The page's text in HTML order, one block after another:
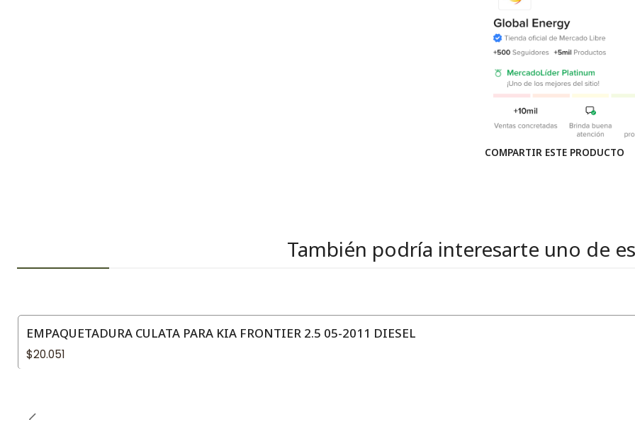
COMPARTIR ESTE PRODUCTO
También podría interesarte uno de
EMPAQUETADURA CULATA PARA KIA FRONTIER 2.5 05-2011 DIESEL
$20.051